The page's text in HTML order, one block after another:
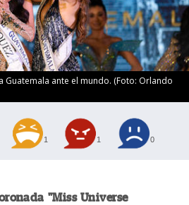
Guatemala ante el mundo. (Foto: Orlando
1 1 0
"Miss Universe